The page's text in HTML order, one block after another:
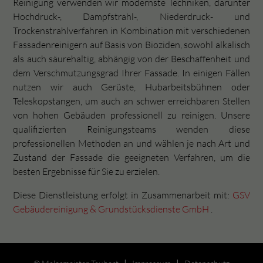
Hochdruck-, Dampfstrahl-, Niederdruck- und
Trockenstrahlverfahren in Kombination mit verschiedenen
Fassadenreinigern auf Basis von Bioziden, sowohl alkalisch
als auch säurehaltig, abhängig von der Beschaffenheit und
dem Verschmutzungsgrad Ihrer Fassade. In einigen Fällen
nutzen wir auch Gerüste, Hubarbeitsbühnen oder
Teleskopstangen, um auch an schwer erreichbaren Stellen
von hohen Gebäuden professionell zu reinigen. Unsere
qualifizierten Reinigungsteams wenden diese
professionellen Methoden an und wählen je nach Art und
Zustand der Fassade die geeigneten Verfahren, um die
besten Ergebnisse für Sie zu erzielen.
Diese Dienstleistung erfolgt in Zusammenarbeit mit: GSV
Gebäudereinigung & Grundstücksdienste GmbH